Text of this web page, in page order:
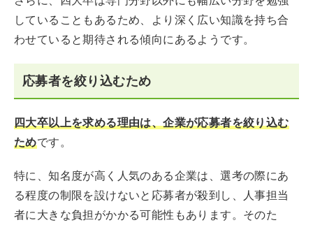
していることもあるため、より深く広い知識を持ち合
わせていると期待される傾向にあるようです。
応募者を絞り込むため
四大卒以上を求める理由は、企業が応募者を絞り込む
ためです。
特に、知名度が高く人気のある企業は、選考の際にあ
る程度の制限を設けないと応募者が殺到し、人事担当
者に大きな負担がかかる可能性もあります。そのた